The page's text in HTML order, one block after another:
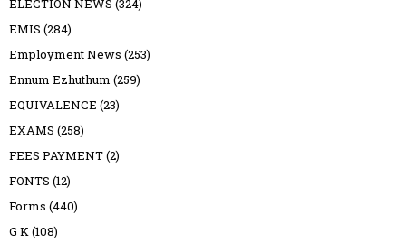
EMIS (284)
Employment News (253)
Ennum Ezhuthum (259)
EQUIVALENCE (23)
EXAMS (258)
FEES PAYMENT(2)
FONTS (12)
Forms (440)
G K (108)